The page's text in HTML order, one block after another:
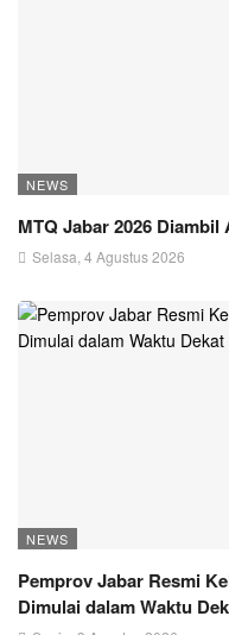
NEWS
MTQ Jabar 2026
Selasa, 4 Agustus 2026
NEWS
Pemprov Jabar Resmi
Dimulai dalam Waktu